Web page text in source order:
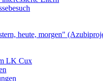
heute, morgen"
LK Cux